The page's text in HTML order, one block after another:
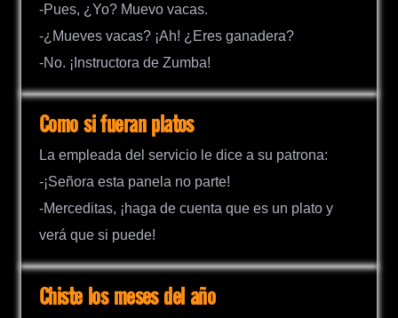
-Pues, ¿Yo? Muevo vacas.
-¿Mueves vacas? ¡Ah! ¿Eres ganadera?
-No. ¡Instructora de Zumba!
Como si fueran platos
La empleada del servicio le dice a su patrona:
-¡Señora esta panela no parte!
-Merceditas, ¡haga de cuenta que es un plato y
verá que si puede!
Chiste los meses del año